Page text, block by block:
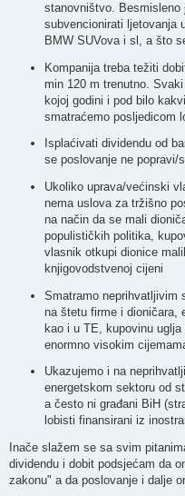
stanovništvo.
subvencionirati ljetovanja
BMW SUVova i sl, a što
Kompanija treba težiti
min 120 m trenutno.
kojoj godini i pod bilo
smatraćemo posljedicom
Isplaćivati dividendu od
se poslovanje ne popravi/
Ukoliko uprava/većinski
nema uslova za tržišno
na način da se mali
populističkih politika,
vlasnik otkupi dionice
knjigovodstvenoj cijeni
Smatramo neprihvatljivim
na štetu firme i dioničara,
kao i u TE, kupovinu
enormno visokim
Ukazujemo i na
energetskom sektoru od
a često ni građani BiH
lobisti finansirani iz
Inače slažem se sa svim
dividendu i dobit podsjećam da
zakonu" a da poslovanje i dalje